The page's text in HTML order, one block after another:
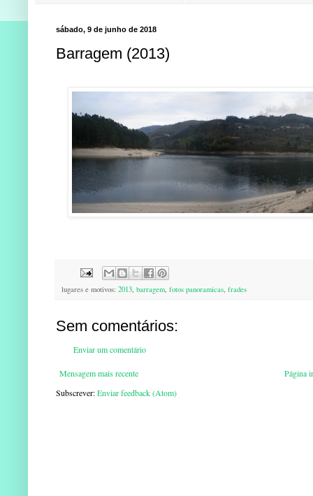
sábado, 9 de junho de 2018
Barragem (2013)
lugares e motivos: 2013, barragem, fotos panoramicas, frades
Sem comentários:
Enviar um comentário
Mensagem mais recente
Página
Subscrever:Enviar feedback (Atom)